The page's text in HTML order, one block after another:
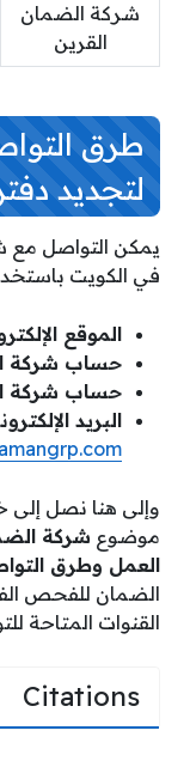
شركة الضمان
القرين
طرق
لتجديد
يمكن التواصل مع
في الكويت
الموقع
حساب شركة
حساب شركة
البريد
وإلى هنا نصل إلى
موضوع شركة
العمل وطرق
الضمان للفحص
القنوات المتاحة
Citations